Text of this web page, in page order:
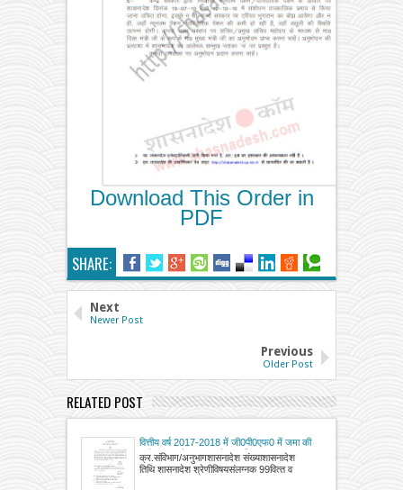
Download This Order in
PDF
SHARE:
Next
Newer Post
Previous
Older Post
RELATED POST
वित्तीय वर्ष 2017-2018 में जी0पी0एफ0 में जमा की
गयी तथा उनके नाम अवशेष पर दिनांक 01 अक्टूबर,
2017 से दिनांक 31 दिसम्बर, 2017 तक ब्याज की
क्र.संविभाग/अनुभागशासनादेश संख्याशासनादेश
तिथि शासनादेश श्रेणीविषयसंलग्नक 99वित्‍त व